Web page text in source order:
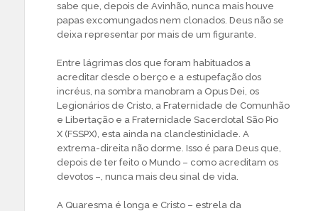
sabe que, depois de Avinhão, nunca mais houve
papas excomungados nem clonados. Deus não se
deixa representar por mais de um figurante.
Entre lágrimas dos que foram habituados a
acreditar desde o berço e a estupefação dos
incréus, na sombra manobram a Opus Dei, os
Legionários de Cristo, a Fraternidade de Comunhão
e Libertação e a Fraternidade Sacerdotal São Pio
X (FSSPX), esta ainda na clandestinidade. A
extrema-direita não dorme. Isso é para Deus que,
depois de ter feito o Mundo – como acreditam os
devotos –, nunca mais deu sinal de vida.
A Quaresma é longa e Cristo – estrela da